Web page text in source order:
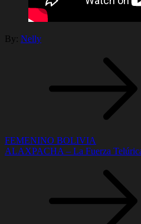
By: Nelly
entradas
FEMENINO BOLIVIA
ALAXPACHA – La Fuerza